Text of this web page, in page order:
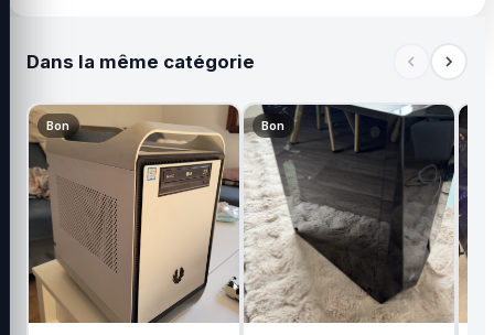
Dans la même catégorie
Bon Bon